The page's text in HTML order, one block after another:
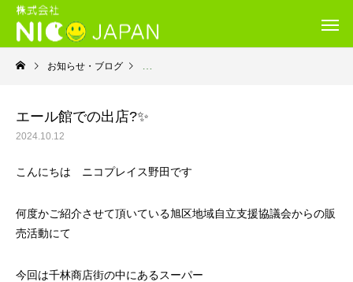
お知らせ・ブログ 就労継続支援Ｂ型・ニコプレイス
エール館での出店?✨
2024.10.12
こんにちは ニコプレイス野田です
何度かご紹介させて頂いている旭区地域自立支援協議会からの販
売活動にて
今回は千林商店街の中にあるスーパー